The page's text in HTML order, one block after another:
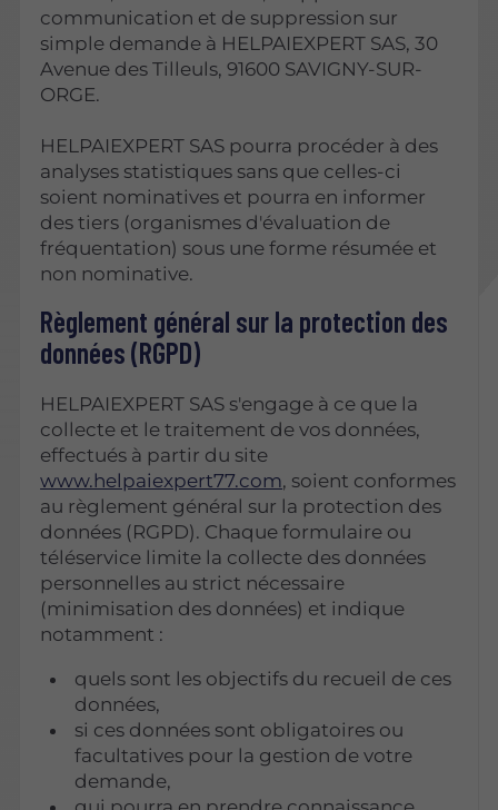
communication et de suppression sur
simple demande à HELPAIEXPERT SAS, 30
Avenue des Tilleuls, 91600 SAVIGNY-SUR-
ORGE.
HELPAIEXPERT SAS pourra procéder à des
analyses statistiques sans que celles-ci
soient nominatives et pourra en informer
des tiers (organismes d'évaluation de
fréquentation) sous une forme résumée et
non nominative.
Règlement général sur la protection des
données (RGPD)
HELPAIEXPERT SAS s'engage à ce que la
collecte et le traitement de vos données,
effectués à partir du site
www.helpaiexpert77.com, soient conformes
au règlement général sur la protection des
données (RGPD). Chaque formulaire ou
téléservice limite la collecte des données
personnelles au strict nécessaire
(minimisation des données) et indique
notamment :
quels sont les objectifs du recueil de ces
données,
si ces données sont obligatoires ou
facultatives pour la gestion de votre
demande,